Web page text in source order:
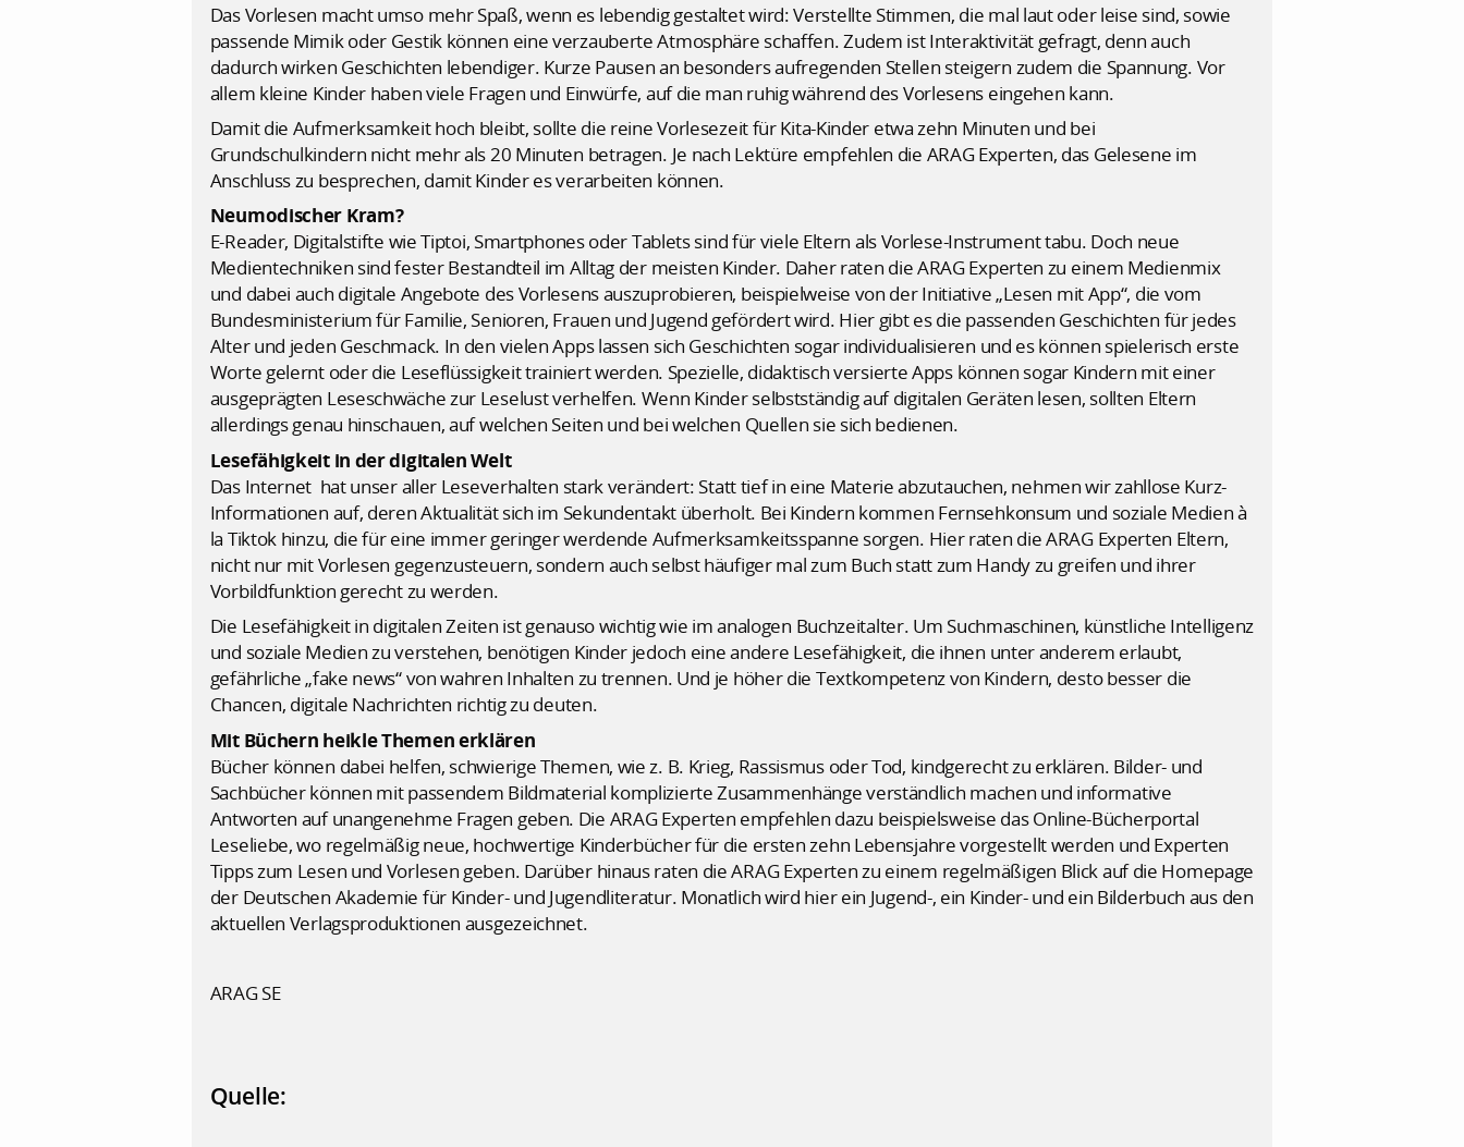
Das Vorlesen macht umso mehr Spaß, wenn es lebendig gestaltet wird: Verstellte Stimmen, die mal laut oder leise sind, sowie
passende Mimik oder Gestik können eine verzauberte Atmosphäre schaffen. Zudem ist Interaktivität gefragt, denn auch
dadurch wirken Geschichten lebendiger. Kurze Pausen an besonders aufregenden Stellen steigern zudem die Spannung. Vor
allem kleine Kinder haben viele Fragen und Einwürfe, auf die man ruhig während des Vorlesens eingehen kann.
Damit die Aufmerksamkeit hoch bleibt, sollte die reine Vorlesezeit für Kita-Kinder etwa zehn Minuten und bei
Grundschulkindern nicht mehr als 20 Minuten betragen. Je nach Lektüre empfehlen die ARAG Experten, das Gelesene im
Anschluss zu besprechen, damit Kinder es verarbeiten können.
Neumodischer Kram?
E-Reader, Digitalstifte wie Tiptoi, Smartphones oder Tablets sind für viele Eltern als Vorlese-Instrument tabu. Doch neue
Medientechniken sind fester Bestandteil im Alltag der meisten Kinder. Daher raten die ARAG Experten zu einem Medienmix
und dabei auch digitale Angebote des Vorlesens auszuprobieren, beispielweise von der Initiative „Lesen mit App“, die vom
Bundesministerium für Familie, Senioren, Frauen und Jugend gefördert wird. Hier gibt es die passenden Geschichten für jedes
Alter und jeden Geschmack. In den vielen Apps lassen sich Geschichten sogar individualisieren und es können spielerisch erste
Worte gelernt oder die Leseflüssigkeit trainiert werden. Spezielle, didaktisch versierte Apps können sogar Kindern mit einer
ausgeprägten Leseschwäche zur Leselust verhelfen. Wenn Kinder selbstständig auf digitalen Geräten lesen, sollten Eltern
allerdings genau hinschauen, auf welchen Seiten und bei welchen Quellen sie sich bedienen.
Lesefähigkeit in der digitalen Welt
Das Internet hat unser aller Leseverhalten stark verändert: Statt tief in eine Materie abzutauchen, nehmen wir zahllose Kurz-
Informationen auf, deren Aktualität sich im Sekundentakt überholt. Bei Kindern kommen Fernsehkonsum und soziale Medien à
la Tiktok hinzu, die für eine immer geringer werdende Aufmerksamkeitsspanne sorgen. Hier raten die ARAG Experten Eltern,
nicht nur mit Vorlesen gegenzusteuern, sondern auch selbst häufiger mal zum Buch statt zum Handy zu greifen und ihrer
Vorbildfunktion gerecht zu werden.
Die Lesefähigkeit in digitalen Zeiten ist genauso wichtig wie im analogen Buchzeitalter. Um Suchmaschinen, künstliche Intelligenz
und soziale Medien zu verstehen, benötigen Kinder jedoch eine andere Lesefähigkeit, die ihnen unter anderem erlaubt,
gefährliche „fake news“ von wahren Inhalten zu trennen. Und je höher die Textkompetenz von Kindern, desto besser die
Chancen, digitale Nachrichten richtig zu deuten.
Mit Büchern heikle Themen erklären
Bücher können dabei helfen, schwierige Themen, wie z. B. Krieg, Rassismus oder Tod, kindgerecht zu erklären. Bilder- und
Sachbücher können mit passendem Bildmaterial komplizierte Zusammenhänge verständlich machen und informative
Antworten auf unangenehme Fragen geben. Die ARAG Experten empfehlen dazu beispielsweise das Online-Bücherportal
Leseliebe, wo regelmäßig neue, hochwertige Kinderbücher für die ersten zehn Lebensjahre vorgestellt werden und Experten
Tipps zum Lesen und Vorlesen geben. Darüber hinaus raten die ARAG Experten zu einem regelmäßigen Blick auf die Homepage
der Deutschen Akademie für Kinder- und Jugendliteratur. Monatlich wird hier ein Jugend-, ein Kinder- und ein Bilderbuch aus den
aktuellen Verlagsproduktionen ausgezeichnet.
ARAG SE
Quelle: